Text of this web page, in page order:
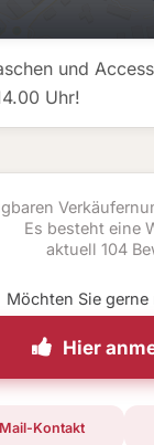
und
Uhr!
Es besteht eine
aktuell 104
Möchten Sie gerne
Hier
Kontakt